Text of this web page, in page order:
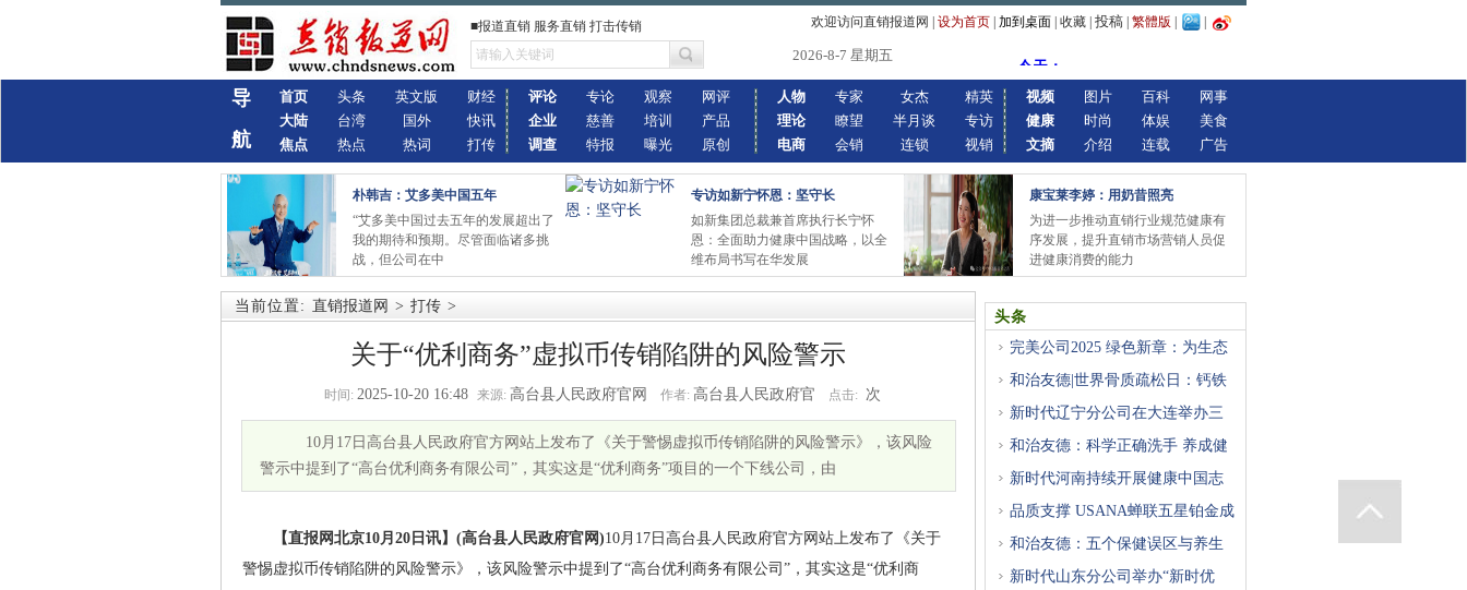
■报道直销 服务直销 打击传销 欢迎访问直销报道网 设为首页 加到桌面 收藏 投稿 繁體版
2026-8-7 星期五
导
航
首页
大陆
焦点
头条
台湾
热点
英文版
国外
热词
财经
快讯
打传
评论
企业
调查
专论
慈善
特报
观察
培训
曝光
网评
产品
原创
人物
理论
电商
专家
瞭望
会销
女杰
半月谈
连锁
精英
专访
视销
视频
健康
文摘
图片
时尚
介绍
百科
体娱
连载
网事
美食
广告
朴韩吉：艾多美中国五年
“艾多美中国过去五年的发展超出了
我的期待和预期。尽管面临诸多挑
战，但公司在中
专访如新宁怀恩：坚守长
如新集团总裁兼首席执行长宁怀
恩：全面助力健康中国战略，以全
维布局书写在华发展
康宝莱李婷：用奶昔照亮
为进一步推动直销行业规范健康有
序发展，提升直销市场营销人员促
进健康消费的能力
当前位置: 直销报道网 > 打传 >
关于“优利商务”虚拟币传销陷阱的风险警示
时间: 2025-10-20 16:48 来源: 高台县人民政府官网 作者: 高台县人民政府官 点击: 次
10月17日高台县人民政府官方网站上发布了《关于警惕虚拟币传销陷阱的风险警示》，该风险
警示中提到了“高台优利商务有限公司”，其实这是“优利商务”项目的一个下线公司，由
【直报网北京10月20日讯】(高台县人民政府官网)10月17日高台县人民政府官方网站上发布了《关于
警惕虚拟币传销陷阱的风险警示》，该风险警示中提到了“高台优利商务有限公司”，其实这是“优利商
头条
完美公司2025 绿色新章：为生态
和治友德|世界骨质疏松日：钙铁
新时代辽宁分公司在大连举办三
和治友德：科学正确洗手 养成健
新时代河南持续开展健康中国志
品质支撑 USANA蝉联五星铂金成
和治友德：五个保健误区与养生
新时代山东分公司举办“新时优